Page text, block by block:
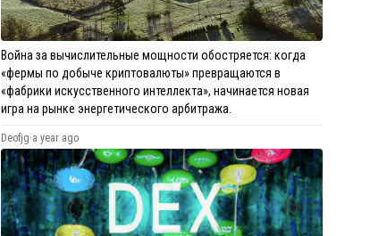
Война за вычислительные мощности обостряется: когда
«фермы по добыче криптовалюты» превращаются в
«фабрики искусственного интеллекта», начинается новая
игра на рынке энергетического арбитража.
Deofjg·a year ago